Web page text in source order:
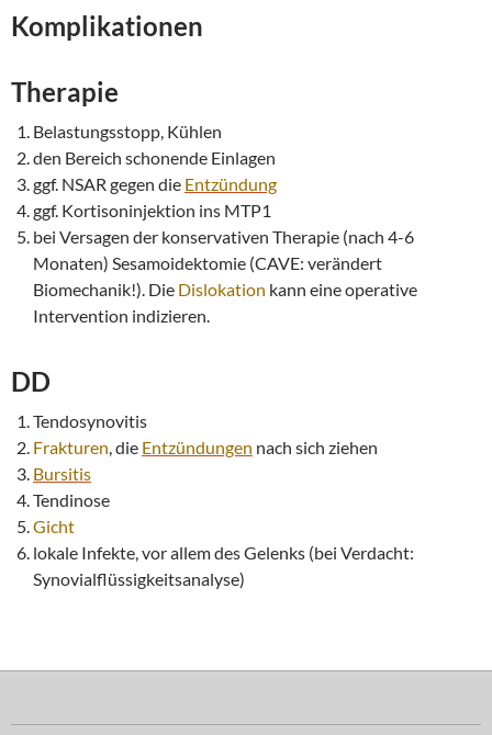
Komplikationen
Therapie
Belastungsstopp, Kühlen
den Bereich schonende Einlagen
ggf. NSAR gegen die Entzündung
ggf. Kortisoninjektion ins MTP1
bei Versagen der konservativen Therapie (nach 4-6
Monaten) Sesamoidektomie (CAVE: verändert
Biomechanik!). Die Dislokation kann eine operative
Intervention indizieren.
DD
Tendosynovitis
Frakturen, die Entzündungen nach sich ziehen
Bursitis
Tendinose
Gicht
lokale Infekte, vor allem des Gelenks (bei Verdacht:
Synovialflüssigkeitsanalyse)